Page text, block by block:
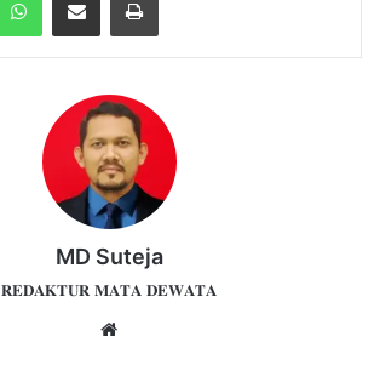
MD Suteja
𝐑𝐄𝐃𝐀𝐊𝐓𝐔𝐑 𝐌𝐀𝐓𝐀 𝐃𝐄𝐖𝐀𝐓𝐀